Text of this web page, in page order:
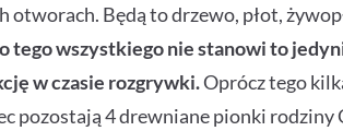
otworach. Będą to drzewo, płot,
tego wszystkiego nie stanowi to
w czasie rozgrywki.Oprócz tego
pozostają 4 drewniane pionki rodziny